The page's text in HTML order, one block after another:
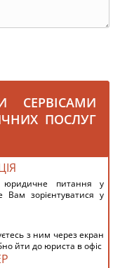
СЕРВІСАМИ
ПОСЛУГ
юридичне питання у
зорієнтуватися у
з ним через екран
йти до юриста в офіс